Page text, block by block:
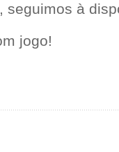
seguimos à
jogo!